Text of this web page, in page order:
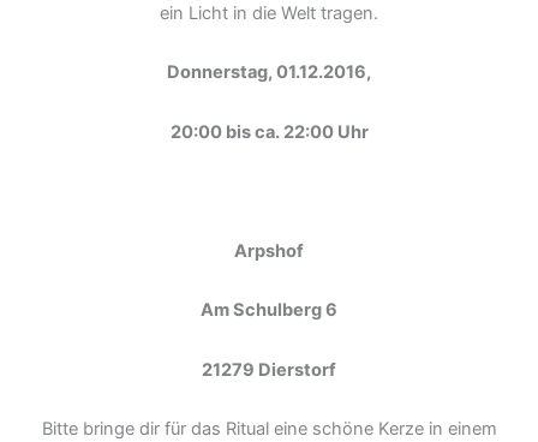
ein Licht in die Welt tragen.
Donnerstag, 01.12.2016,
20:00 bis ca. 22:00 Uhr
Arpshof
Am Schulberg 6
21279 Dierstorf
Bitte bringe dir für das Ritual eine schöne Kerze in einem